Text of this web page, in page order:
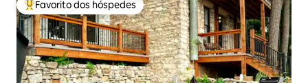
Favoritos dos hóspedes mais apreciados
Favorito dos hóspedes